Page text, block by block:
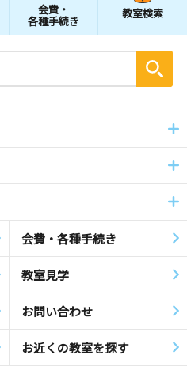
会費・
各種手続き
教室検索
会費・各種手続き
教室見学
お問い合わせ
お近くの教室を探す